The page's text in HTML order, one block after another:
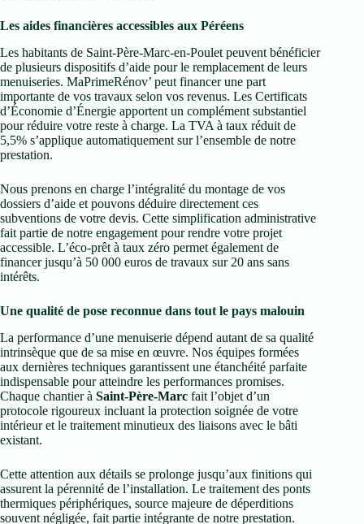
Les aides financières accessibles aux Péréens
Les habitants de Saint-Père-Marc-en-Poulet peuvent bénéficier
de plusieurs dispositifs d’aide pour le remplacement de leurs
menuiseries. MaPrimeRénov’ peut financer une part
importante de vos travaux selon vos revenus. Les Certificats
d’Économie d’Énergie apportent un complément substantiel
pour réduire votre reste à charge. La TVA à taux réduit de
5,5% s’applique automatiquement sur l’ensemble de notre
prestation.
Nous prenons en charge l’intégralité du montage de vos
dossiers d’aide et pouvons déduire directement ces
subventions de votre devis. Cette simplification administrative
fait partie de notre engagement pour rendre votre projet
accessible. L’éco-prêt à taux zéro permet également de
financer jusqu’à 50 000 euros de travaux sur 20 ans sans
intérêts.
Une qualité de pose reconnue dans tout le pays malouin
La performance d’une menuiserie dépend autant de sa qualité
intrinsèque que de sa mise en œuvre. Nos équipes formées
aux dernières techniques garantissent une étanchéité parfaite
indispensable pour atteindre les performances promises.
Chaque chantier à Saint-Père-Marc fait l’objet d’un
protocole rigoureux incluant la protection soignée de votre
intérieur et le traitement minutieux des liaisons avec le bâti
existant.
Cette attention aux détails se prolonge jusqu’aux finitions qui
assurent la pérennité de l’installation. Le traitement des ponts
thermiques périphériques, source majeure de déperditions
souvent négligée, fait partie intégrante de notre prestation.